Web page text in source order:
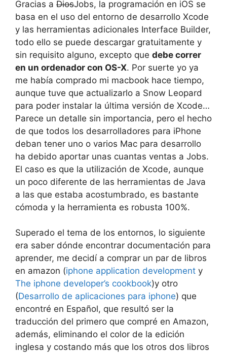
Gracias a DiosJobs, la programación en iOS se
basa en el uso del entorno de desarrollo Xcode
y las herramientas adicionales Interface Builder,
todo ello se puede descargar gratuitamente y
sin requisito alguno, excepto que debe correr
en un ordenador con OS-X. Por suerte yo ya
me había comprado mi macbook hace tiempo,
aunque tuve que actualizarlo a Snow Leopard
para poder instalar la última versión de Xcode…
Parece un detalle sin importancia, pero el hecho
de que todos los desarrolladores para iPhone
deban tener uno o varios Mac para desarrollo
ha debido aportar unas cuantas ventas a Jobs.
El caso es que la utilización de Xcode, aunque
un poco diferente de las herramientas de Java
a las que estaba acostumbrado, es bastante
cómoda y la herramienta es robusta 100%.
Superado el tema de los entornos, lo siguiente
era saber dónde encontrar documentación para
aprender, me decidí a comprar un par de libros
en amazon (iphone application development y
The iphone developer’s cookbook)y otro
(Desarrollo de aplicaciones para iphone) que
encontré en Español, que resultó ser la
traducción del primero que compré en Amazon,
además, eliminando el color de la edición
inglesa y costando más que los otros dos libros